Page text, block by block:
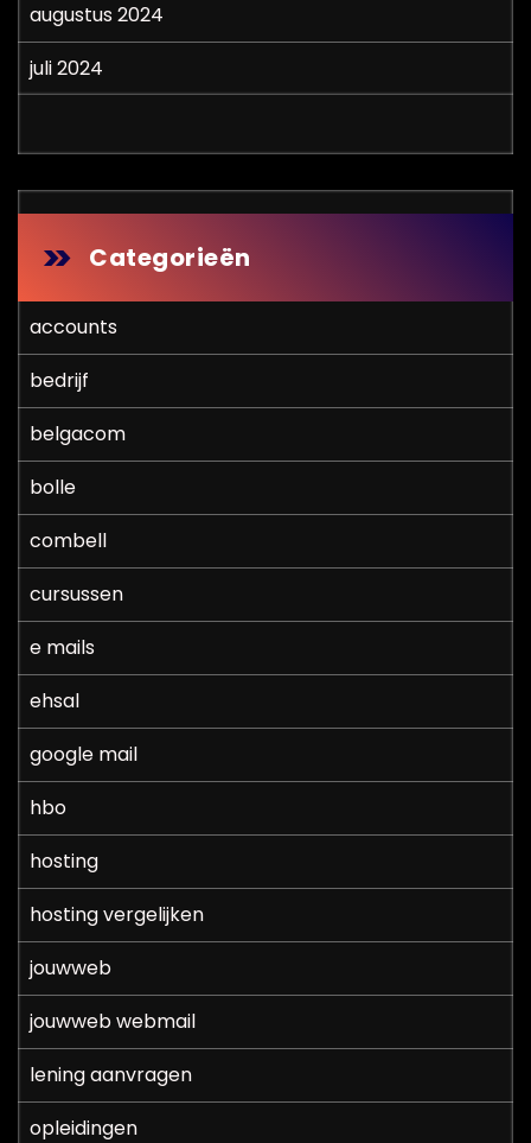
augustus 2024
juli 2024
Categorieën
accounts
bedrijf
belgacom
bolle
combell
cursussen
e mails
ehsal
google mail
hbo
hosting
hosting vergelijken
jouwweb
jouwweb webmail
lening aanvragen
opleidingen